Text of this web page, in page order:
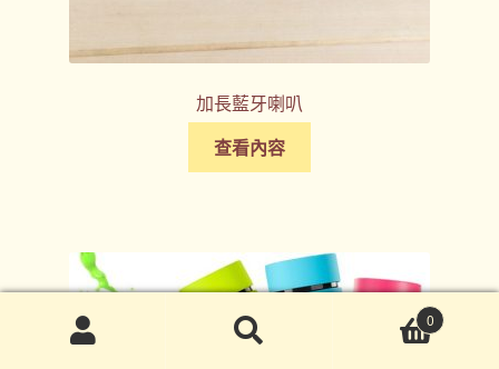
加長藍牙喇叭
查看內容
0